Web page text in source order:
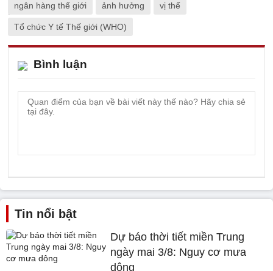
ngân hàng thế giới ảnh hưởng vị thế
Tổ chức Y tế Thế giới (WHO)
Bình luận
Tin nổi bật
Dự báo thời tiết miền Trung
ngày mai 3/8: Nguy cơ mưa
dông